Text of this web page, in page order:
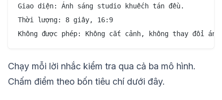
Giao diện: Ánh sáng studio khuếch tán đều.
Thời lượng: 8 giây, 16:9
Chạy mỗi lời nhắc kiểm tra qua cả ba mô hình.
Chấm điểm theo bốn tiêu chí dưới đây.